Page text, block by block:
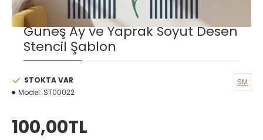
Güneş Ay ve Yaprak Soyut Desen
Stencil Şablon
STOKTA VAR
Model: ST00022
SM
100,00TL